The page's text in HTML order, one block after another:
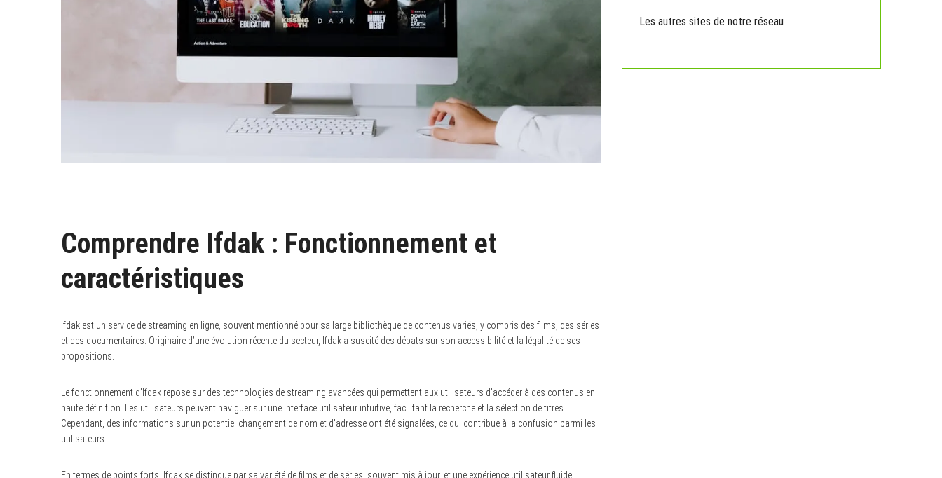
Comprendre Ifdak : Fonctionnement et
caractéristiques
Ifdak est un service de streaming en ligne, souvent mentionné pour sa large bibliothèque de contenus variés, y compris des films, des séries
et des documentaires. Originaire d’une évolution récente du secteur, Ifdak a suscité des débats sur son accessibilité et la légalité de ses
propositions.
Le fonctionnement d’Ifdak repose sur des technologies de streaming avancées qui permettent aux utilisateurs d’accéder à des contenus en
haute définition. Les utilisateurs peuvent naviguer sur une interface utilisateur intuitive, facilitant la recherche et la sélection de titres.
Cependant, des informations sur un potentiel changement de nom et d’adresse ont été signalées, ce qui contribue à la confusion parmi les
utilisateurs.
En termes de points forts, Ifdak se distingue par sa variété de films et de séries, souvent mis à jour, et une expérience utilisateur fluide.
Les autres sites de notre réseau